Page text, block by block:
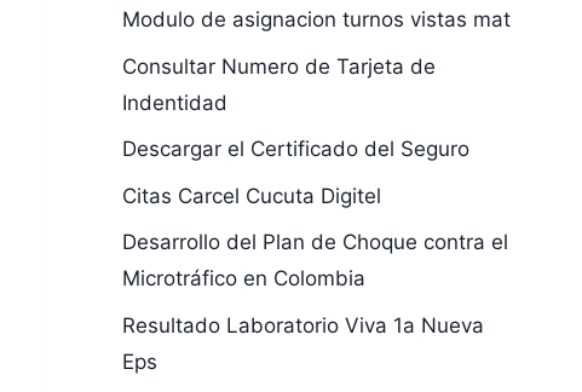
Modulo de asignacion turnos vistas mat
Consultar Numero de Tarjeta de
Indentidad
Descargar el Certificado del Seguro
Citas Carcel Cucuta Digitel
Desarrollo del Plan de Choque contra el
Microtráfico en Colombia
Resultado Laboratorio Viva 1a Nueva
Eps